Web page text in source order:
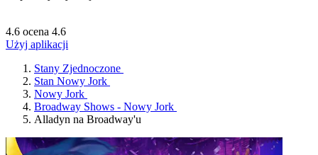
4.6 ocena 4.6
Użyj aplikacji
Stany Zjednoczone
Stan Nowy Jork
Nowy Jork
Broadway Shows - Nowy Jork
Alladyn na Broadway'u